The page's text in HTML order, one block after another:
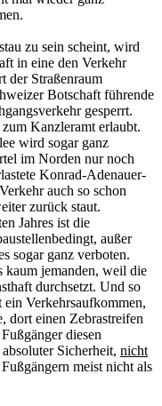
zu sein scheint, wird
in eine den Verkehr
der Straßenraum
Botschaft führende
gesperrt.
Kanzleramt erlaubt.
wird sogar ganz
im Norden nur noch
Konrad-Adenauer-
auch so schon
zurück staut.
Jahres ist die
außer
sogar ganz verboten.
kaum jemanden, weil die
durchsetzt. Und so
Verkehrsaufkommen,
dort einen Zebrastreifen
diesen
Sicherheit, nicht
meist nicht als